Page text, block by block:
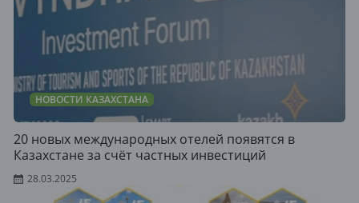
НОВОСТИ КАЗАХСТАНА
20 новых международных отелей появятся в
Казахстане за счёт частных инвестиций
28.03.2025